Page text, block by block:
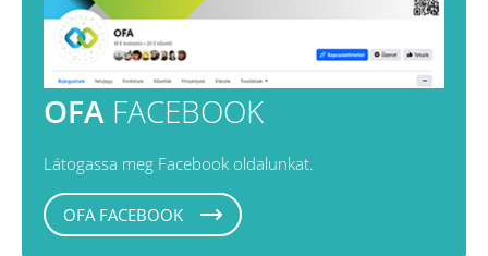
OFA FACEBOOK
Látogassa meg Facebook oldalunkat.
OFA FACEBOOK